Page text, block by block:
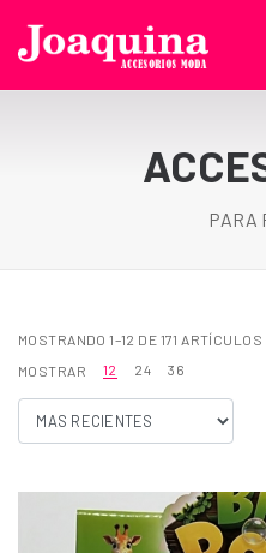
PARA
MOSTRANDO 1–12 DE 171 ARTÍCULOS
MOSTRAR
12 24 36